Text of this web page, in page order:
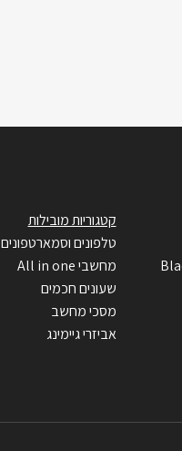
קטגוריות מובילות
טלפונים וסמארטפונים
מחשבי All in one
שעונים חכמים
מסכי מחשב
אביזרי גיימינג